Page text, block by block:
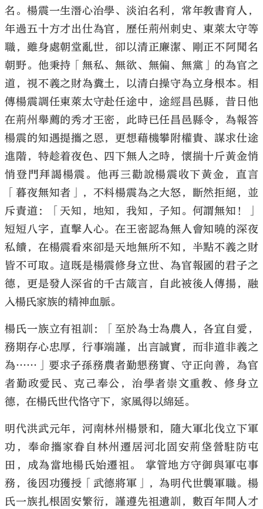
名。楊震一生潛心治學、淡泊名利，常年教書育人，
年過五十方才出仕為官，歷任荊州刺史、東萊太守等
職，雖身處朝堂亂世，卻以清正廉潔、剛正不阿聞名
朝野。他秉持「無私、無欲、無偏、無黨」的為官之
道，視不義之財為糞土，以清白操守為立身根本。相
傳楊震調任東萊太守赴任途中，途經昌邑縣，昔日他
在荊州舉薦的秀才王密，此時已任昌邑縣令，為報答
楊震的知遇提攜之恩，更想藉機攀附權貴、謀求仕途
進階，特趁着夜色、四下無人之時，懷揣十斤黃金悄
悄登門拜謁楊震。他再三勸說楊震收下黃金，直言
「暮夜無知者」，不料楊震為之大怒，斷然拒絕，並
斥責道：「天知，地知，我知，子知。何謂無知！」
短短八字，直擊人心。在王密認為無人會知曉的深夜
私饋，在楊震看來卻是天地無所不知，半點不義之財
皆不可取。這既是楊震修身立世、為官報國的君子之
德，更是發人深省的千古箴言，自此被後人傳揚，融
入楊氏家族的精神血脈。
楊氏一族立有祖訓：「至於為士為農人，各宜自愛，
務期存心忠厚，行事端謹，出言誠實，而非道非義之
為……」要求子孫務農者勤懇務實、守正向善，為官
者勤政愛民、克己奉公，治學者崇文重教、修身立
德，在楊氏世代恪守下，家風得以綿延。
明代洪武元年，河南林州楊景和，隨大軍北伐立下軍
功，奉命攜家眷自林州遷居河北固安荊垡營駐防屯
田，成為當地楊氏始遷祖。 掌管地方守御與軍屯事
務，後因功獲授「武德將軍」，為明代世襲軍職。楊
氏一族扎根固安繁衍，謹遵先祖遺訓，數百年間人才